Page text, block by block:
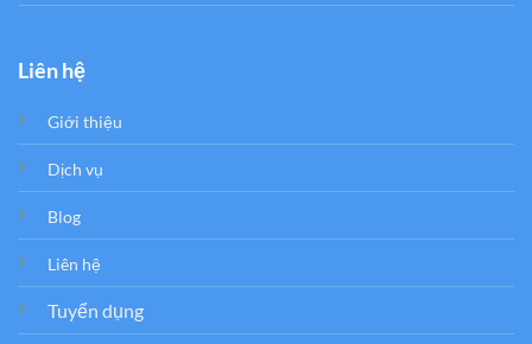
Liên hệ
Giới thiệu
Dịch vụ
Blog
Liên hệ
Tuyển dụng